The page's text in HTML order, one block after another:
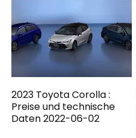
2023 Toyota Corolla :
Preise und technische
Daten 2022-06-02